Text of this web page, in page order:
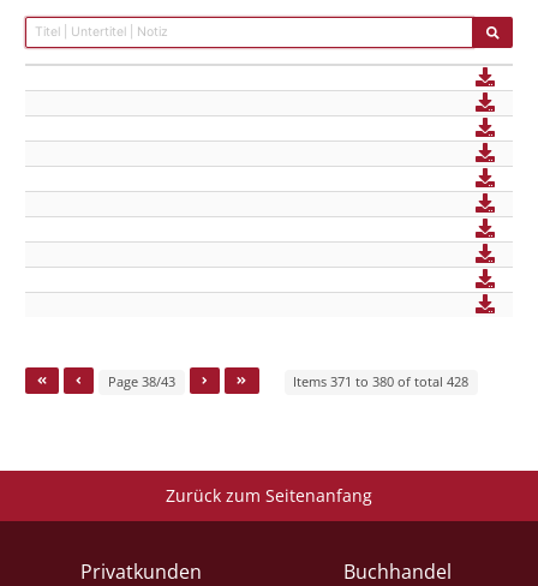
Page 38/43 Items 371 to 380 of total 428
Zurück zum Seitenanfang
Privatkunden Buchhandel